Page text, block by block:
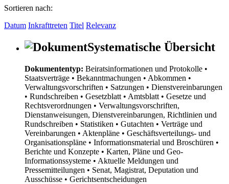
Sortieren nach:
Datum Inkrafttreten Titel Relevanz
Systematische Übersicht
Dokumententyp: Beiratsinformationen und Protokolle •
Staatsverträge • Bekanntmachungen • Abkommen •
Verwaltungsvorschriften • Satzungen • Dienstvereinbarungen
• Rundschreiben • Gesetzblatt • Amtsblatt • Gesetze und
Rechtsverordnungen • Verwaltungsvorschriften,
Dienstanweisungen, Dienstvereinbarungen, Richtlinien und
Rundschreiben • Statistiken • Gutachten • Verträge und
Vereinbarungen • Aktenpläne • Geschäftsverteilungs- und
Organisationspläne • Informationsmaterial und Broschüren •
Berichte und Konzepte • Karten, Pläne und Geo-
Informationssysteme • Aktuelle Meldungen und
Pressemitteilungen • Senat, Magistrat, Deputation und
Ausschüsse • Gerichtsentscheidungen